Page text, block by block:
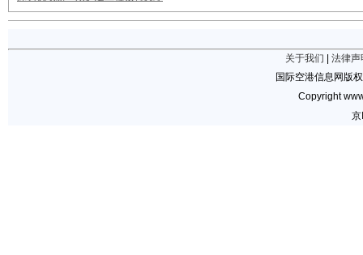
关于我们
法律声
国际空港信息网版
Copyright